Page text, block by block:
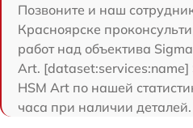
Позвоните и наш
Красноярске
работ над объектива
Art. [dataset:services:name]
HSM Art по нашей
часа при наличии деталей.